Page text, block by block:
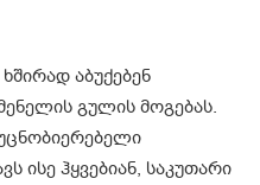
აბუქებენ
გულის მოგებას.
ისე ჰყვებიან, საკუთარი